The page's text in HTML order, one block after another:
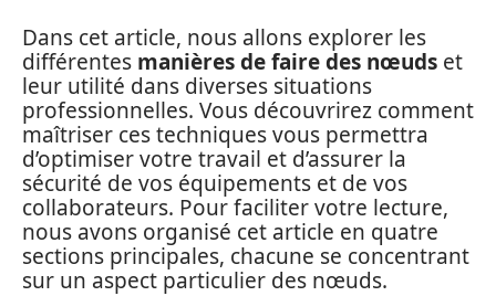
Dans cet article, nous allons explorer les
différentes manières de faire des nœuds et
leur utilité dans diverses situations
professionnelles. Vous découvrirez comment
maîtriser ces techniques vous permettra
d’optimiser votre travail et d’assurer la
sécurité de vos équipements et de vos
collaborateurs. Pour faciliter votre lecture,
nous avons organisé cet article en quatre
sections principales, chacune se concentrant
sur un aspect particulier des nœuds.